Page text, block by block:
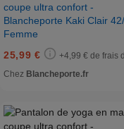
coupe ultra confort -
Blancheporte Kaki Clair
Femme
25,99 €
+4,99 € de frais
Chez Blancheporte.fr